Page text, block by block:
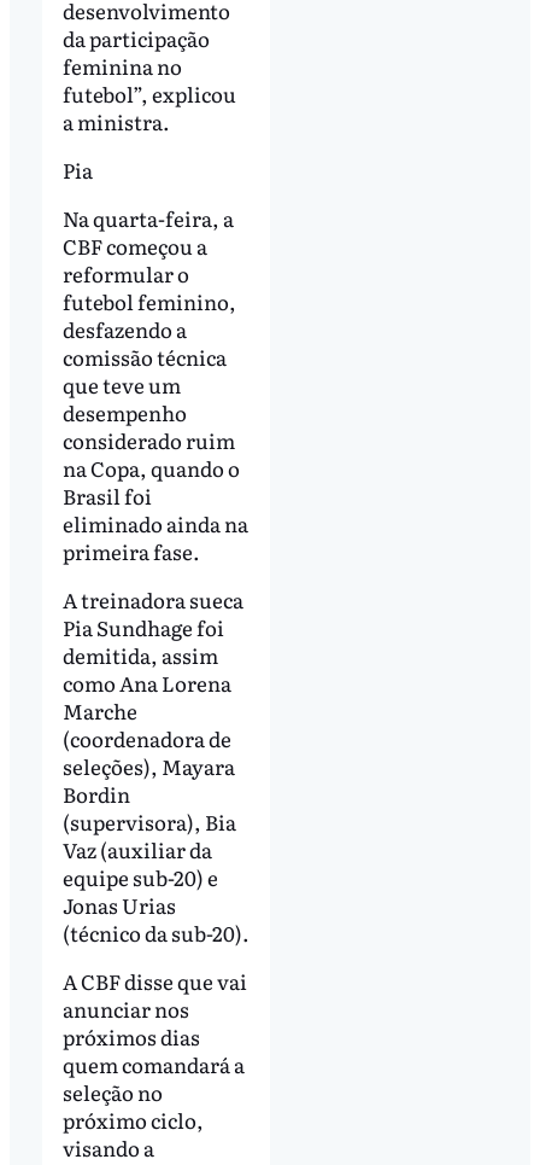
desenvolvimento
da participação
feminina no
futebol”, explicou
a ministra.
Pia
Na quarta-feira, a
CBF começou a
reformular o
futebol feminino,
desfazendo a
comissão técnica
que teve um
desempenho
considerado ruim
na Copa, quando o
Brasil foi
eliminado ainda na
primeira fase.
A treinadora sueca
Pia Sundhage foi
demitida, assim
como Ana Lorena
Marche
(coordenadora de
seleções), Mayara
Bordin
(supervisora), Bia
Vaz (auxiliar da
equipe sub-20) e
Jonas Urias
(técnico da sub-20).
A CBF disse que vai
anunciar nos
próximos dias
quem comandará a
seleção no
próximo ciclo,
visando a